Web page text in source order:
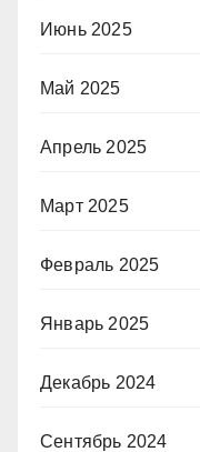
Июнь 2025
Май 2025
Апрель 2025
Март 2025
Февраль 2025
Январь 2025
Декабрь 2024
Сентябрь 2024